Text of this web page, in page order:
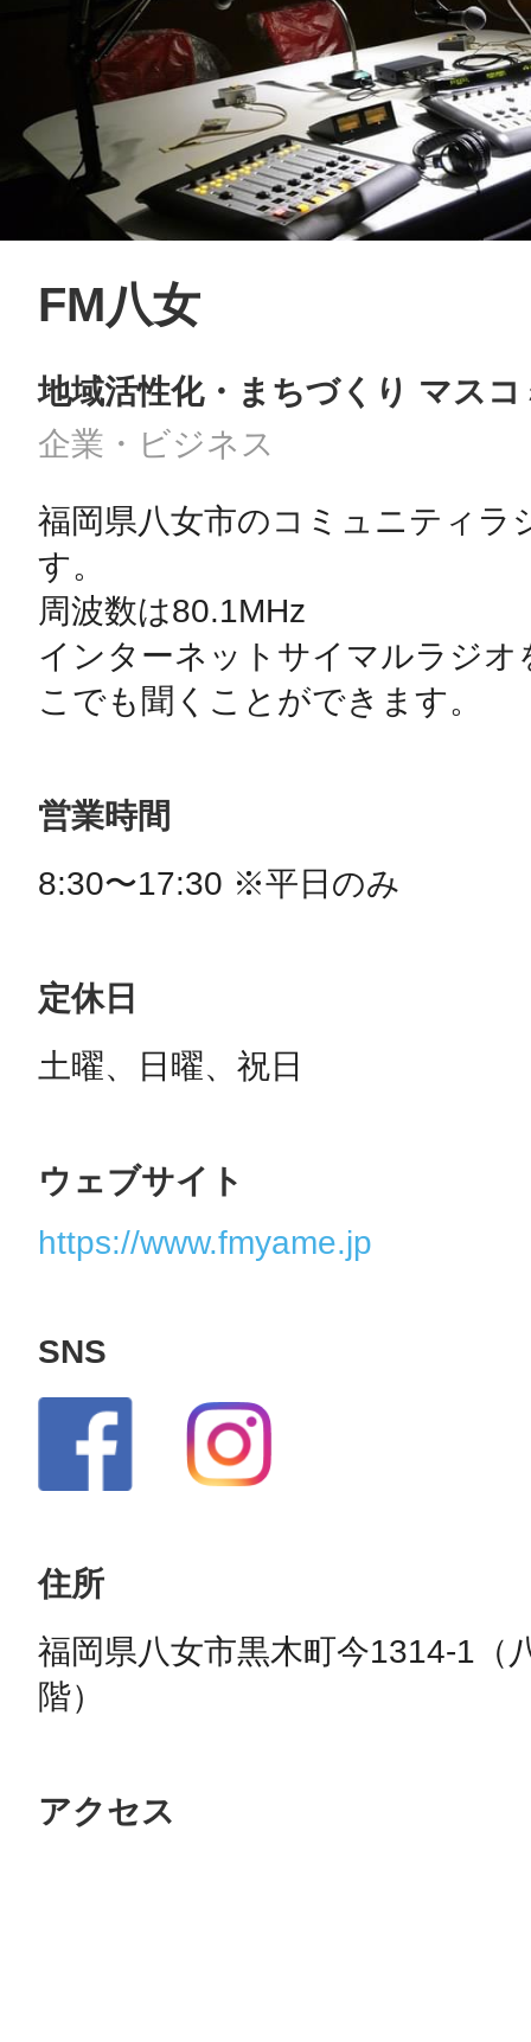
FM八女
地域活性化・まちづくり マスコ
企業・ビジネス
福岡県八女市のコミュニティラ
す。
周波数は80.1MHz
インターネットサイマルラジオ
こでも聞くことができます。
営業時間
8:30〜17:30 ※平日のみ
定休日
土曜、日曜、祝日
ウェブサイト
https://www.fmyame.jp
SNS
住所
福岡県八女市黒木町今1314-1（
階）
アクセス